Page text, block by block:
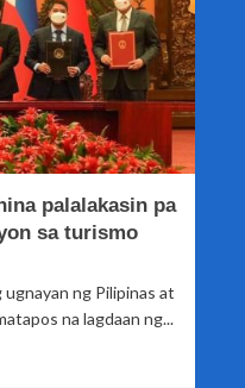
palalakasin pa
sa turismo
ng Pilipinas at
na lagdaan ng...